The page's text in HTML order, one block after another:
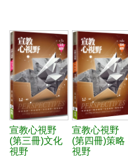
宣教心視野
(第三冊)文化
視野
宣教心視野
(第四冊)策略
視野